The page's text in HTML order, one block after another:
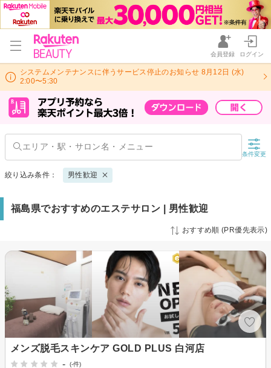
会員登録 ログイン
システムメンテナンスに伴うサービス停止のお知らせ 8月12日 (水)
2:00〜5:30
条件変更
絞り込み条件： 男性歓迎
福島県でおすすめのエステサロン | 男性歓迎
おすすめ順 (PR優先表示)
メンズ脱毛スキンケア GOLD PLUS 白河店
-
(-件)